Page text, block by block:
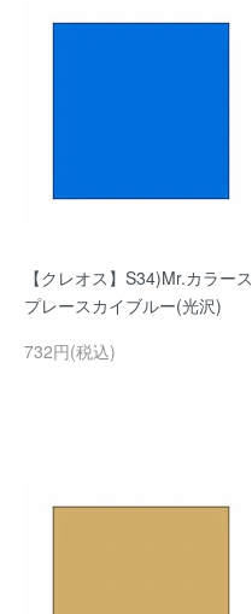
【クレオス】S34)Mr.カラース
プレースカイブルー(光沢)
732円(税込)